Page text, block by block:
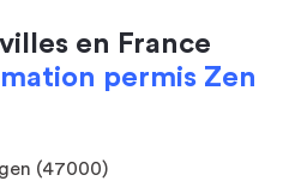
en France
permis Zen
(47000)